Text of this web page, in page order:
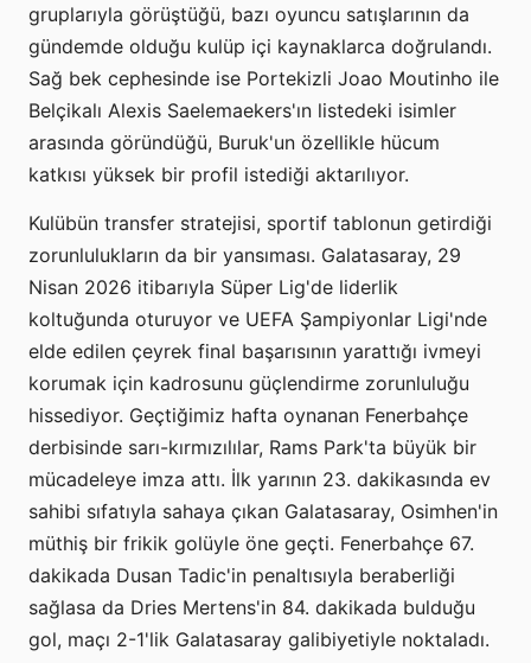
gruplarıyla görüştüğü, bazı oyuncu satışlarının da
gündemde olduğu kulüp içi kaynaklarca doğrulandı.
Sağ bek cephesinde ise Portekizli Joao Moutinho ile
Belçikalı Alexis Saelemaekers'ın listedeki isimler
arasında göründüğü, Buruk'un özellikle hücum
katkısı yüksek bir profil istediği aktarılıyor.
Kulübün transfer stratejisi, sportif tablonun getirdiği
zorunlulukların da bir yansıması. Galatasaray, 29
Nisan 2026 itibarıyla Süper Lig'de liderlik
koltuğunda oturuyor ve UEFA Şampiyonlar Ligi'nde
elde edilen çeyrek final başarısının yarattığı ivmeyi
korumak için kadrosunu güçlendirme zorunluluğu
hissediyor. Geçtiğimiz hafta oynanan Fenerbahçe
derbisinde sarı-kırmızılılar, Rams Park'ta büyük bir
mücadeleye imza attı. İlk yarının 23. dakikasında ev
sahibi sıfatıyla sahaya çıkan Galatasaray, Osimhen'in
müthiş bir frikik golüyle öne geçti. Fenerbahçe 67.
dakikada Dusan Tadic'in penaltısıyla beraberliği
sağlasa da Dries Mertens'in 84. dakikada bulduğu
gol, maçı 2-1'lik Galatasaray galibiyetiyle noktaladı.